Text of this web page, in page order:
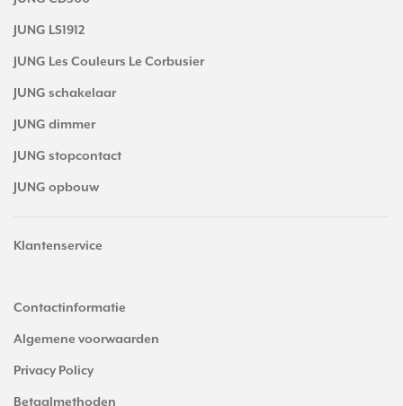
JUNG LS1912
JUNG Les Couleurs Le Corbusier
JUNG schakelaar
JUNG dimmer
JUNG stopcontact
JUNG opbouw
Klantenservice
Contactinformatie
Algemene voorwaarden
Privacy Policy
Betaalmethoden